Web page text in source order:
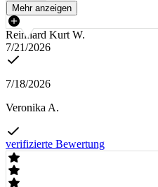
Mehr anzeigen
Reinhard Kurt W.
7/21/2026
7/18/2026
Veronika A.
verifizierte Bewertung